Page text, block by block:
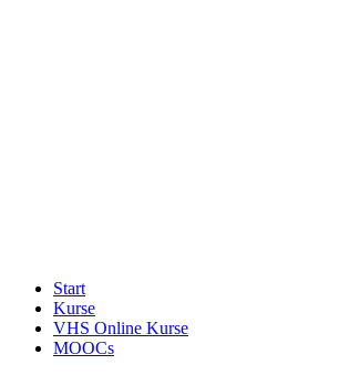
Start
Kurse
VHS Online Kurse
MOOCs